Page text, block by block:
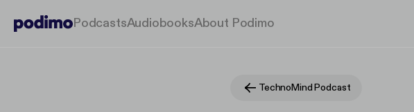
PodcastsAudiobooksAbout Podimo
TechnoMind Podcast